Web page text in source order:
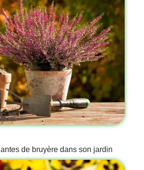
de bruyère dans son jardin